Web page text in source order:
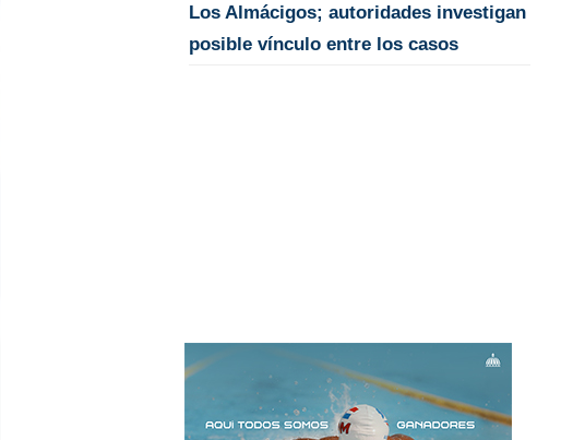
Los Almácigos; autoridades investigan
posible vínculo entre los casos